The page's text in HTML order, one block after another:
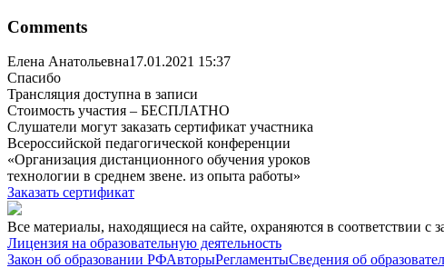
Comments
Елена Анатольевна17.01.2021 15:37
Спасибо
Трансляция доступна в записи
Стоимость участия – БЕСПЛАТНО
Слушатели могут заказать сертификат участника
Всероссийской педагогической конференции
«Организация дистанционного обучения уроков
технологии в среднем звене. из опыта работы»
Заказать сертификат
Все материалы, находящиеся на сайте, охраняются в соответствии
Лицензия на образовательную деятельность
Закон об образовании РФАвторыРегламентыСведения об